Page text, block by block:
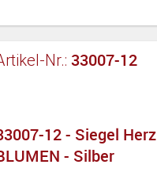
Nr.: 33007-12
12 - Siegel Herz
- Silber